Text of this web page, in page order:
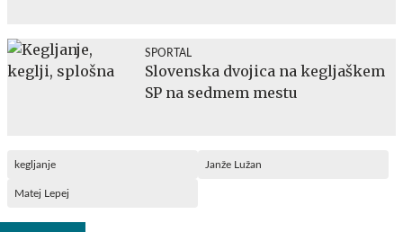
SPORTAL
Slovenska dvojica na kegljaškem
SP na sedmem mestu
kegljanje Janže Lužan
Matej Lepej